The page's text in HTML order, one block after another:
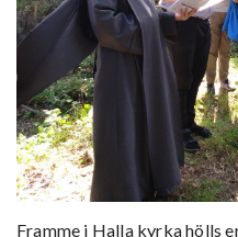
Framme i Halla kyrka hölls